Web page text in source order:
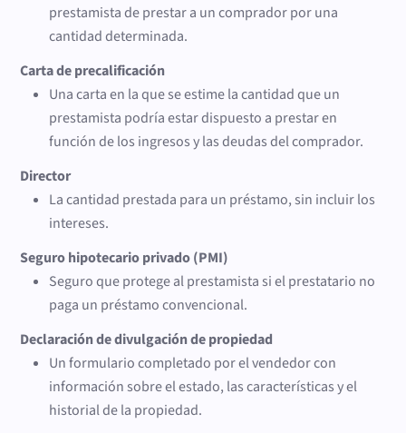
prestamista de prestar a un comprador por una
cantidad determinada.
Carta de precalificación
Una carta en la que se estime la cantidad que un
prestamista podría estar dispuesto a prestar en
función de los ingresos y las deudas del comprador.
Director
La cantidad prestada para un préstamo, sin incluir los
intereses.
Seguro hipotecario privado (PMI)
Seguro que protege al prestamista si el prestatario no
paga un préstamo convencional.
Declaración de divulgación de propiedad
Un formulario completado por el vendedor con
información sobre el estado, las características y el
historial de la propiedad.